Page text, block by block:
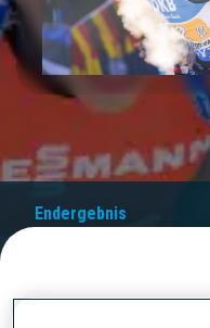
Endergebnis
ENDERGEBNISE